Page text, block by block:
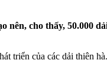
cho thấy, 50.000
triển của các dải thiên